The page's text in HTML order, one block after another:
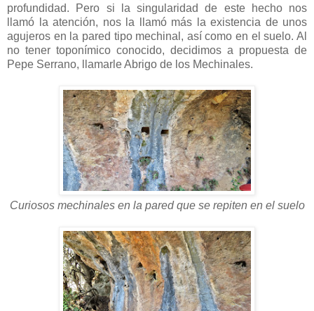
profundidad. Pero si la singularidad de este hecho nos
llamó la atención, nos la llamó más la existencia de unos
agujeros en la pared tipo mechinal, así como en el suelo. Al
no tener toponímico conocido, decidimos a propuesta de
Pepe Serrano, llamarle Abrigo de los Mechinales.
Curiosos mechinales en la pared que se repiten en el suelo